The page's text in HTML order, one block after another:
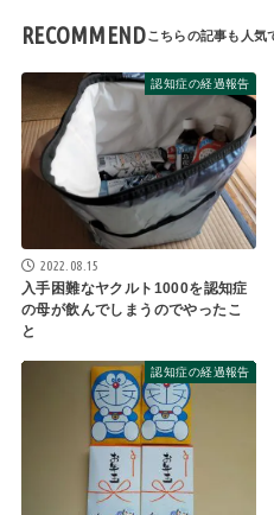
RECOMMEND
認知症の経過報告
2022.08.15
入手困難なヤクルト1000を認知症
の母が飲んでしまうのでやったこ
と
認知症の経過報告